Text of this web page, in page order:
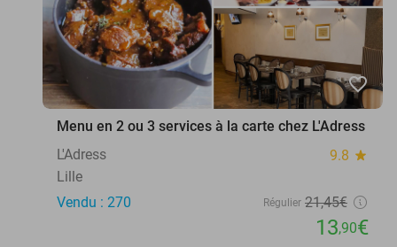
favorite_border
Menu en 2 ou 3 services à la carte chez L'Adress
L'Adress
9.8 star
Lille
Vendu : 270
Régulier 21,45€
13,90€